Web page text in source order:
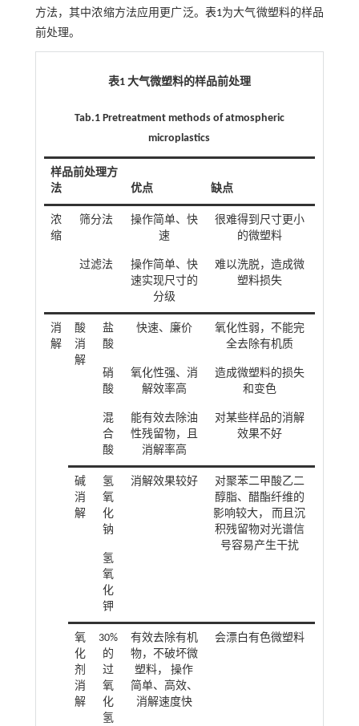
方法，其中浓缩方法应用更广泛。 表1为大气微塑料的样品
前处理。
表1 大气微塑料的样品前处理
Tab.1 Pretreatment methods of atmospheric
microplastics
样品前处理方
法
优点 缺点
浓
缩
筛分法
操作简单、快
速
很难得到尺寸更小
的微塑料
过滤法
操作简单、快
速实现尺寸的
分级
难以洗脱，造成微
塑料损失
消
解
酸
消
解
盐
酸
快速、廉价
氧化性弱，不能完
全去除有机质
硝
酸
氧化性强、消
解效率高
造成微塑料的损失
和变色
混
合
酸
能有效去除油
性残留物，且
消解率高
对某些样品的消解
效果不好
碱
消
解
氢
氧
化
钠
消解效果较好
对聚苯二甲酸乙二
醇脂、醋酯纤维的
影响较大， 而且沉
积残留物对光谱信
号容易产生干扰
氢
氧
化
钾
氧
化
剂
消
解
30%
的
过
氧
化
氢
有效去除有机
物，不破坏微
塑料， 操作
简单、高效、
消解速度快
会漂白有色微塑料